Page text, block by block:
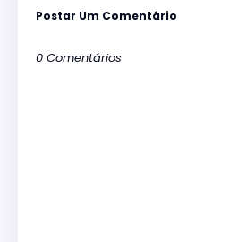
Postar Um Comentário
0 Comentários